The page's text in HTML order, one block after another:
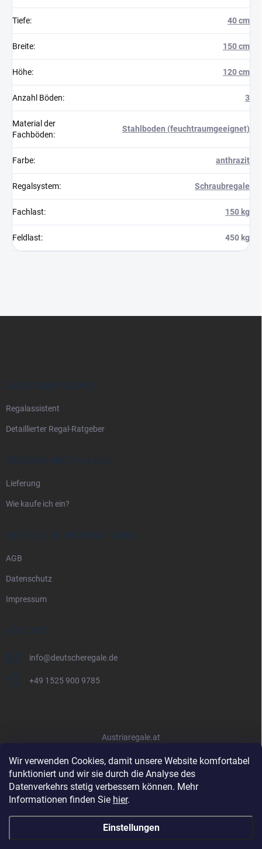
Wir verwenden Cookies, damit unsere Website komfortabel
funktioniert und wir sie durch die Analyse des
Datenverkehrs stetig verbessern können. Mehr
Informationen finden Sie hier.
Einstellungen
Tiefe: 40 cm
Breite: 150 cm
Höhe: 120 cm
Anzahl Böden: 3
Material der
Fachböden:
Stahlboden (feuchtraumgeeignet)
Farbe: anthrazit
Regalsystem: Schraubregale
Fachlast: 150 kg
Feldlast: 450 kg
ALLES ÜBER REGALE
Regalassistent
Detaillierter Regal-Ratgeber
VERSAND UND ZAHLUNG
Lieferung
Wie kaufe ich ein?
RECHTLICHE INFORMATIONEN
AGB
Datenschutz
Impressum
KONTAKT
info@deutscheregale.de
+49 1525 900 9785
Austriaregale.at